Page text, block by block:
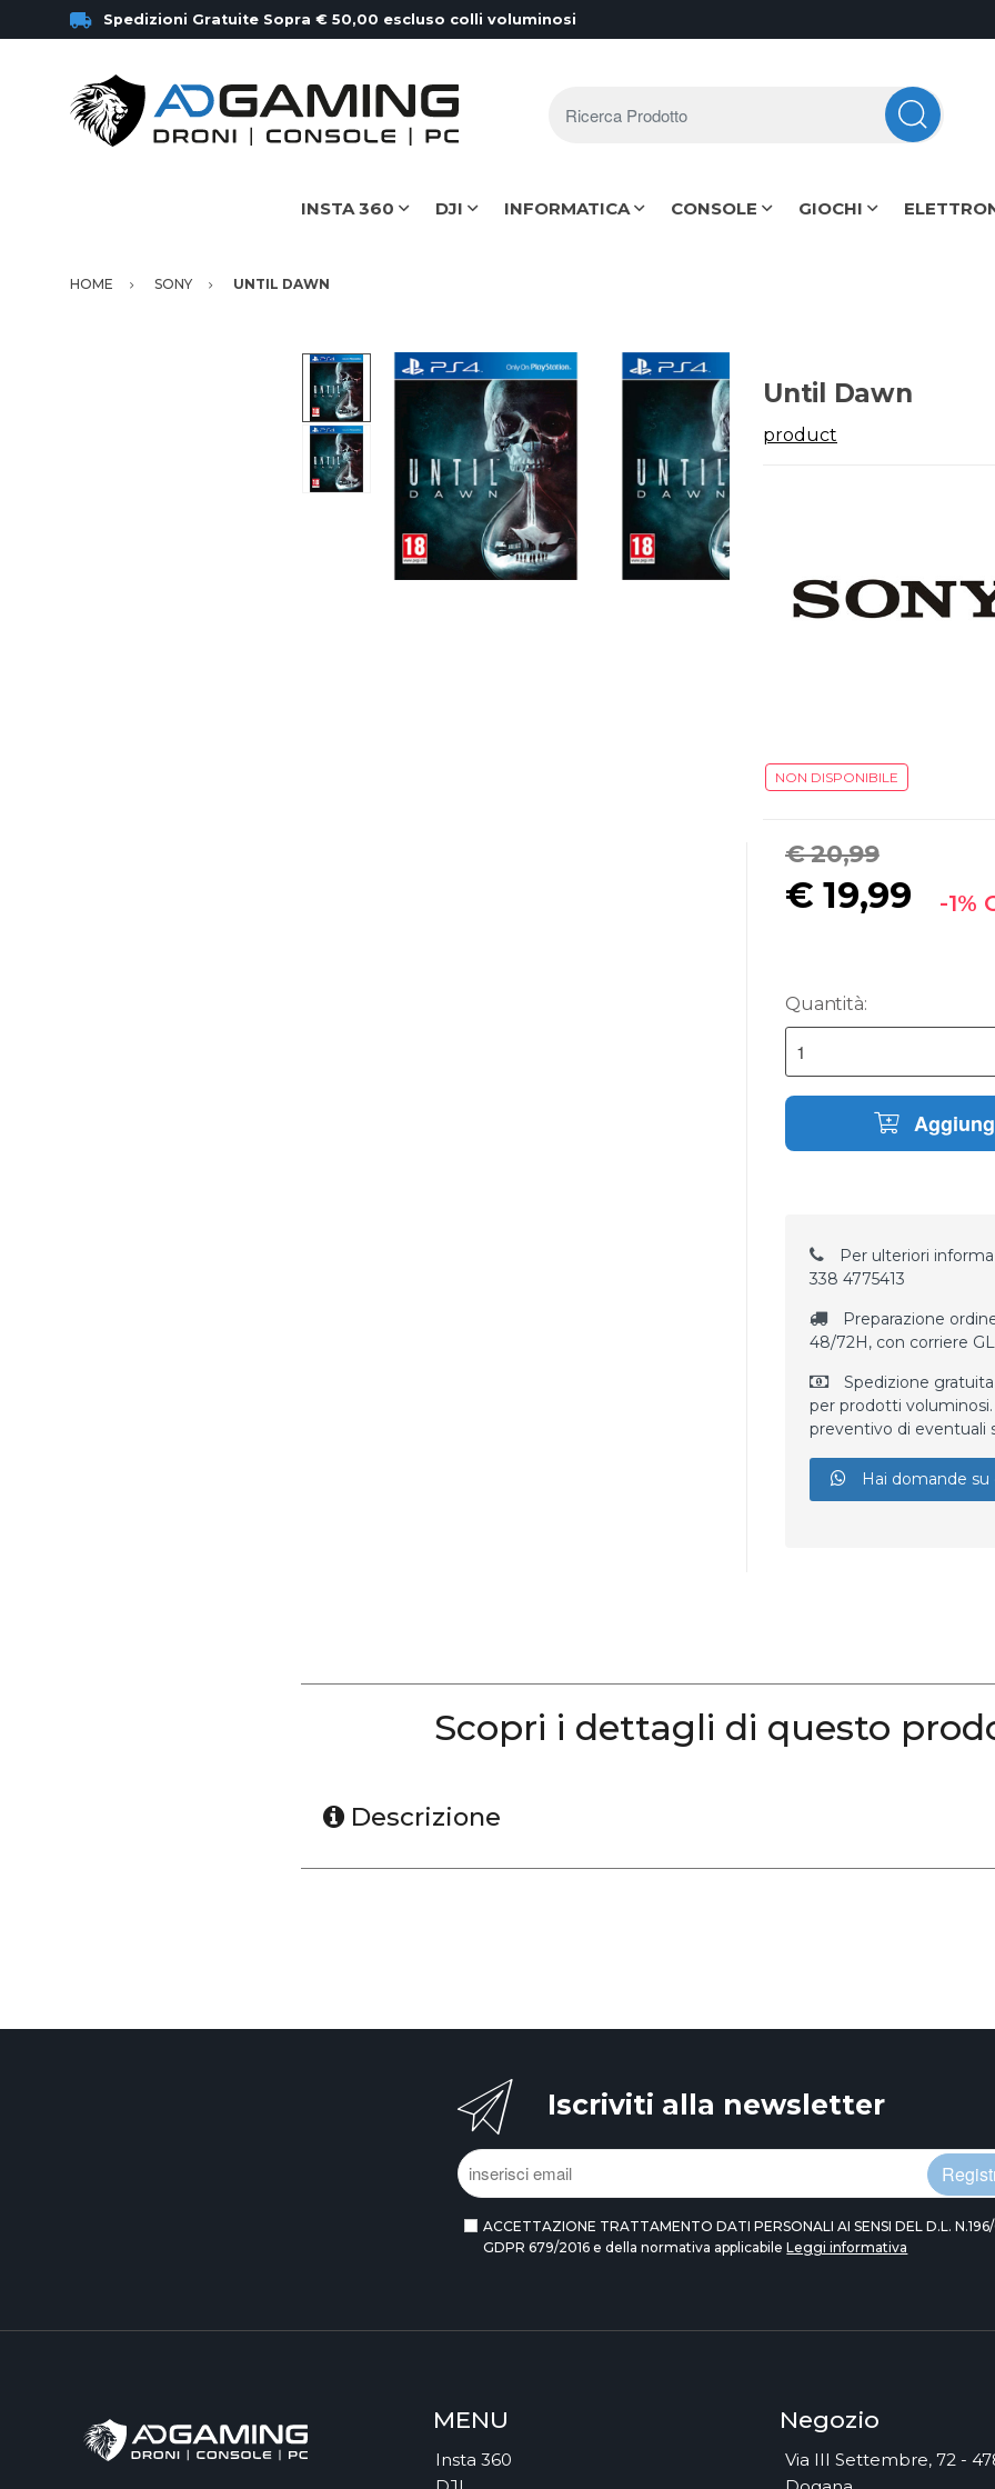
Spedizioni Gratuite Sopra € 50,00 escluso colli voluminosi
INSTA 360 DJI INFORMATICA CONSOLE GIOCHI
HOME SONY UNTIL DAWN
Until Dawn
product
NON DISPONIBILE
€ 20,99
€19,99 -1%
Quantità:
Per ulteriori
338 4775413
Preparazione
48/72H, con corriere
Spedizione
per prodotti
preventivo di eventuali
Hai domande
Scopri i dettagli di questo
Descrizione
Iscriviti alla newsletter
ACCETTAZIONE TRATTAMENTO DATI PERSONALI AI SENSI DEL D.L.
GDPR 679/2016 e della normativa applicabileLeggi informativa
MENU
Insta 360
Negozio
Via III Settembre, 72 -